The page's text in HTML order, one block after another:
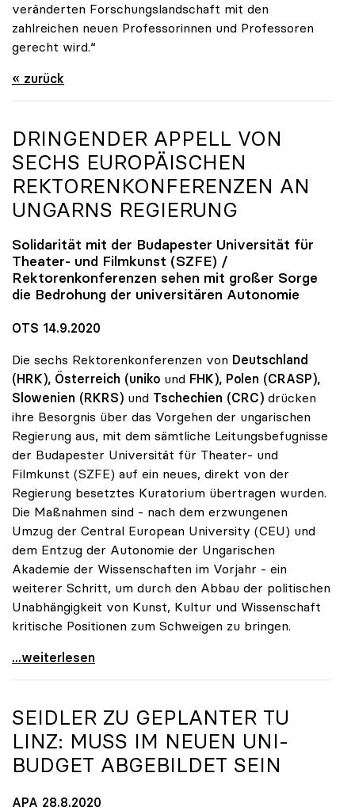
veränderten Forschungslandschaft mit den
zahlreichen neuen Professorinnen und Professoren
gerecht wird.“
« zurück
DRINGENDER APPELL VON
SECHS EUROPÄISCHEN
REKTORENKONFERENZEN AN
UNGARNS REGIERUNG
Solidarität mit der Budapester Universität für
Theater- und Filmkunst (SZFE) /
Rektorenkonferenzen sehen mit großer Sorge
die Bedrohung der universitären Autonomie
OTS 14.9.2020
Die sechs Rektorenkonferenzen von Deutschland
(HRK), Österreich (uniko und FHK), Polen (CRASP),
Slowenien (RKRS) und Tschechien (CRC) drücken
ihre Besorgnis über das Vorgehen der ungarischen
Regierung aus, mit dem sämtliche Leitungsbefugnisse
der Budapester Universität für Theater- und
Filmkunst (SZFE) auf ein neues, direkt von der
Regierung besetztes Kuratorium übertragen wurden.
Die Maßnahmen sind - nach dem erzwungenen
Umzug der Central European University (CEU) und
dem Entzug der Autonomie der Ungarischen
Akademie der Wissenschaften im Vorjahr - ein
weiterer Schritt, um durch den Abbau der politischen
Unabhängigkeit von Kunst, Kultur und Wissenschaft
kritische Positionen zum Schweigen zu bringen.
Dringender Appell von sechs europäischen
...weiterlesen
SEIDLER ZU GEPLANTER TU
LINZ: MUSS IM NEUEN UNI-
BUDGET ABGEBILDET SEIN
APA 28.8.2020